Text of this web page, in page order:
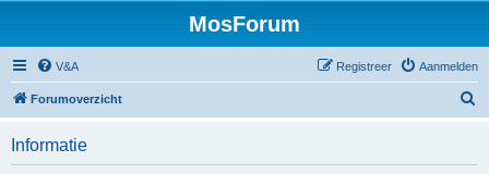
MosForum
V&A Aanmelden
Registreer
Forumoverzicht
Informatie